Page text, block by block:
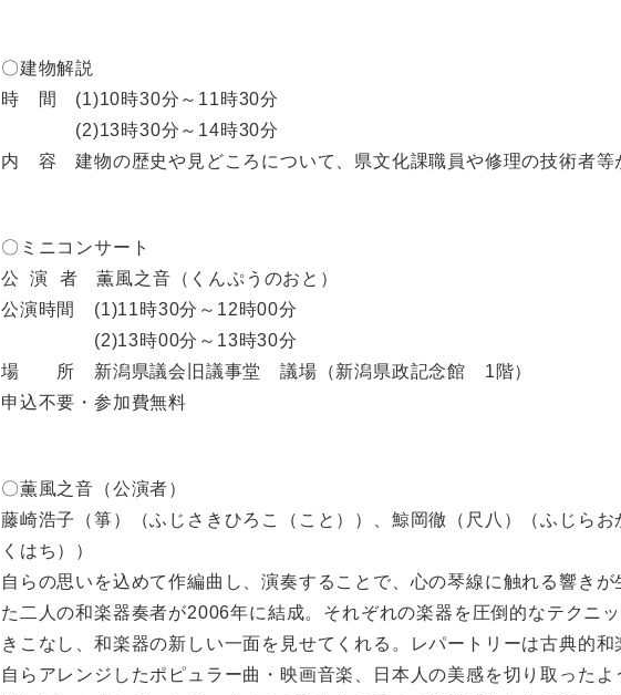
〇建物解説
時 間 (1)10時30分～11時30分
(2)13時30分～14時30分
内 容 建物の歴史や見どころについて、県文化課職員や修理の技術者等
〇ミニコンサート
公 演 者 薫風之音（くんぷうのおと）​
公演時間 (1)11時30分～12時00分
(2)13時00分～13時30分
場 所 新潟県議会旧議事堂 議場（新潟県政記念館 1階）
申込不要・参加費無料
〇薫風之音（公演者）
藤崎浩子（箏）（ふじさきひろこ（こと））、鯨岡徹（尺八）（ふじらお
くはち））
自らの思いを込めて作編曲し、演奏することで、心の琴線に触れる響きが
た二人の和楽器奏者が2006年に結成。それぞれの楽器を圧倒的なテクニ
きこなし、和楽器の新しい一面を見せてくれる。レパートリーは古典的和
自らアレンジしたポピュラー曲・映画音楽、日本人の美感を切り取ったよ